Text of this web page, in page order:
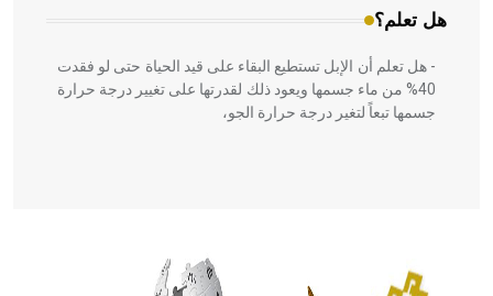
هل تعلم؟
- هل تعلم أن الإبل تستطيع البقاء على قيد الحياة حتى لو فقدت
40% من ماء جسمها ويعود ذلك لقدرتها على تغيير درجة حرارة
جسمها تبعاً لتغير درجة حرارة الجو،
الحكم، الأدلة، تنظيم التغذية، ورسالته في جروح الرأس. ويعود
له الفضل بأنه حرر الطب من الدين والفلسفة.